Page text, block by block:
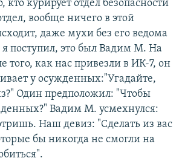
кто курирует отдел безопасности
вообще ничего в этой
даже мухи без его ведома
я поступил, это был Вадим М. На
того, как нас привезли в ИК-7, он
у осужденных:"Угадайте,
Один предположил: "Чтобы
Вадим М. усмехнулся:
Наш девиз: "Сделать из вас
бы никогда не смогли на